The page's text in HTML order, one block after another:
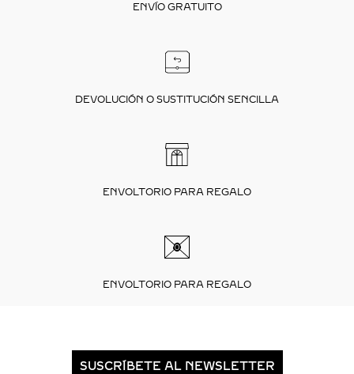
ENVÍO GRATUITO
DEVOLUCIÓN O SUSTITUCIÓN SENCILLA
ENVOLTORIO PARA REGALO
ENVOLTORIO PARA REGALO
SUSCRÍBETE AL NEWSLETTER